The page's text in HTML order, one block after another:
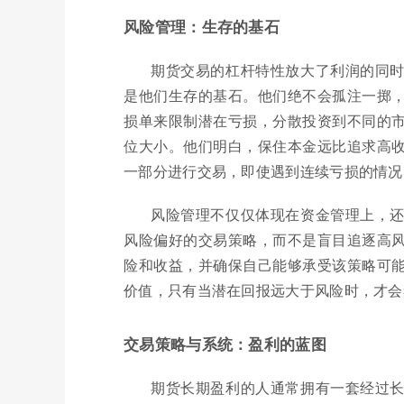
风险管理：生存的基石
期货交易的杠杆特性放大了利润的同
是他们生存的基石。他们绝不会孤注一掷
损单来限制潜在亏损，分散投资到不同的
位大小。他们明白，保住本金远比追求高
一部分进行交易，即使遇到连续亏损的情
风险管理不仅仅体现在资金管理上，
风险偏好的交易策略，而不是盲目追逐高
险和收益，并确保自己能够承受该策略可
价值，只有当潜在回报远大于风险时，才
交易策略与系统：盈利的蓝图
期货长期盈利的人通常拥有一套经过